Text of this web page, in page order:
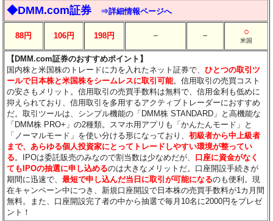
◆DMM.com証券 ⇒詳細情報ページへ
88円 106円 198円 － － ○
米国
【DMM.com証券のおすすめポイント】
国内株と米国株のトレードに力を入れたネット証券で、ひとつの取引ツ
ールで日本株と米国株をシームレスに取引可能。信用取引の売買コスト
の安さもメリット。信用取引の売買手数料は無料で、信用金利も低めに
抑えられており、信用取引を多用するアクティブトレーダーにおすすめ
だ。取引ツールは、シンプル機能の「DMM株 STANDARD」と高機能な
「DMM株 PRO+」の2種類。スマホ用アプリも「かんたんモード」と
「ノーマルモード」を使い分ける形になっており、初級者から中上級者
まで、あらゆる個人投資家にとってトレードしやすい環境が整ってい
る 。IPOは委託販売のみなので割当数は少なめだが、 口座に資金がなく
てもIPOの抽選に申し込めるのは大きなメリットだ。口座開設手続きが
期間に迅速で、最短で申し込んだ当日に取引が可能になるのも便利。現
在キャンペーン中につき、新規口座開設で日本株の売買手数料が1カ月間
無料。また、口座開設完了者の中から抽選で毎月10名に2000円をプレゼ
ント！